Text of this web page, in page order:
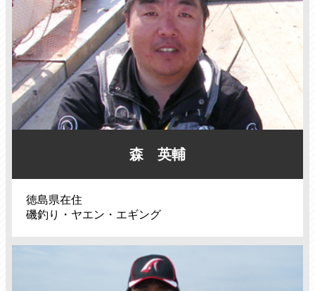
森 英輔
徳島県在住
磯釣り・ヤエン・エギング